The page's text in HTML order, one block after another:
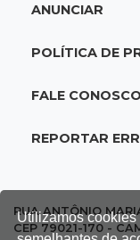
Utilizamos
abertas em
19:47Festival
Em visita à
futuro do
ANUNCIAR
POLÍTICA DE
FALE CONOSCO
REPORTAR
RUA ANTÔNIO
CEP 79021-170 -